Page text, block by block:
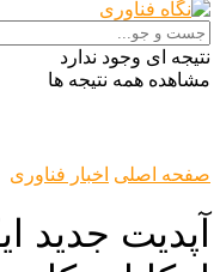
نتیجه ای وجود ندارد
مشاهده همه نتیجه ها
صفحه اصلی اخبار فناوری
آپدیت